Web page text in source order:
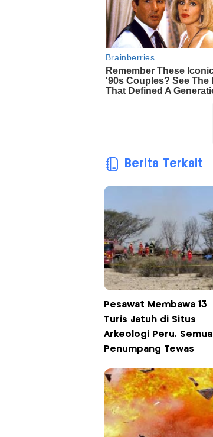
Berita Terkait
Pesawat Membawa 13
Turis Jatuh di Situs
Arkeologi Peru, Semua
Penumpang Tewas